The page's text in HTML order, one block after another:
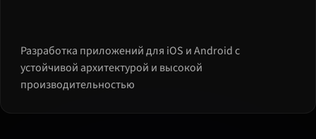
Разработка приложений для iOS и Android с
устойчивой архитектурой и высокой
производительностью